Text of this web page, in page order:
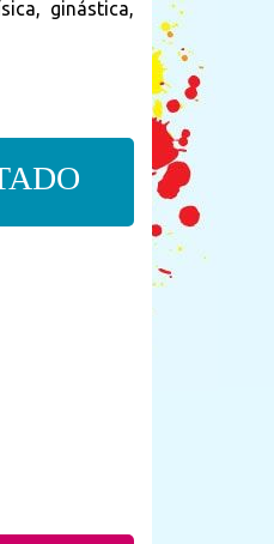
ginástica,